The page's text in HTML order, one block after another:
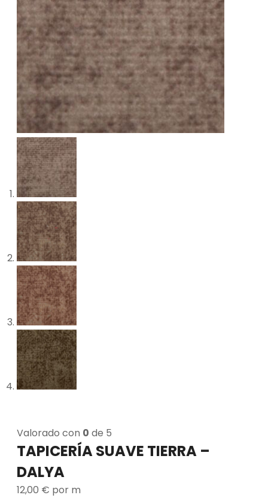
Valorado con 0 de 5
TAPICERÍA SUAVE TIERRA –
DALYA
12,00 € por m